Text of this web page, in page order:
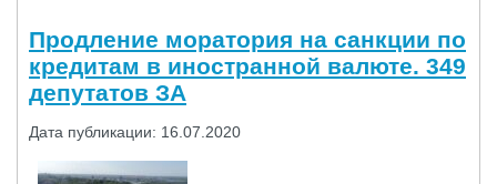
Продление моратория на санкции по
кредитам в иностранной валюте. 349
депутатов ЗА
Дата публикации: 16.07.2020